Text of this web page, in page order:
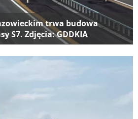
trwa budowa
S7. Zdjęcia: GDDKIA